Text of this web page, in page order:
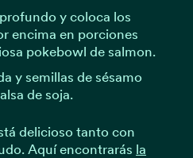
y coloca los
encima en porciones
pokebowl de salmon.
y semillas de sésamo
de soja.
delicioso tanto con
Aquí encontrarás la